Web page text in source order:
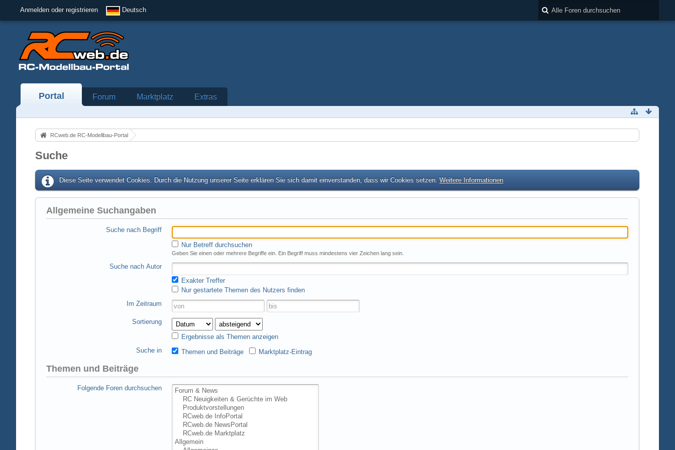
Anmelden oder registrieren Deutsch
Portal Forum Marktplatz Extras
RCweb.de RC-Modellbau-Portal
Suche
Diese Seite verwendet Cookies. Durch die Nutzung unserer Seite erklären Sie sich damit einverstanden, dass wir Cookies setzen. Weitere Informationen
Allgemeine Suchangaben
Suche nach Begriff
Nur Betreff durchsuchen
Geben Sie einen oder mehrere Begriffe ein. Ein Begriff muss mindestens vier Zeichen lang sein.
Suche nach Autor
Exakter Treffer
Nur gestartete Themen des Nutzers finden
Im Zeitraum
Sortierung
Ergebnisse als Themen anzeigen
Suche in
Themen und Beiträge Marktplatz-Eintrag
Themen und Beiträge
Folgende Foren durchsuchen